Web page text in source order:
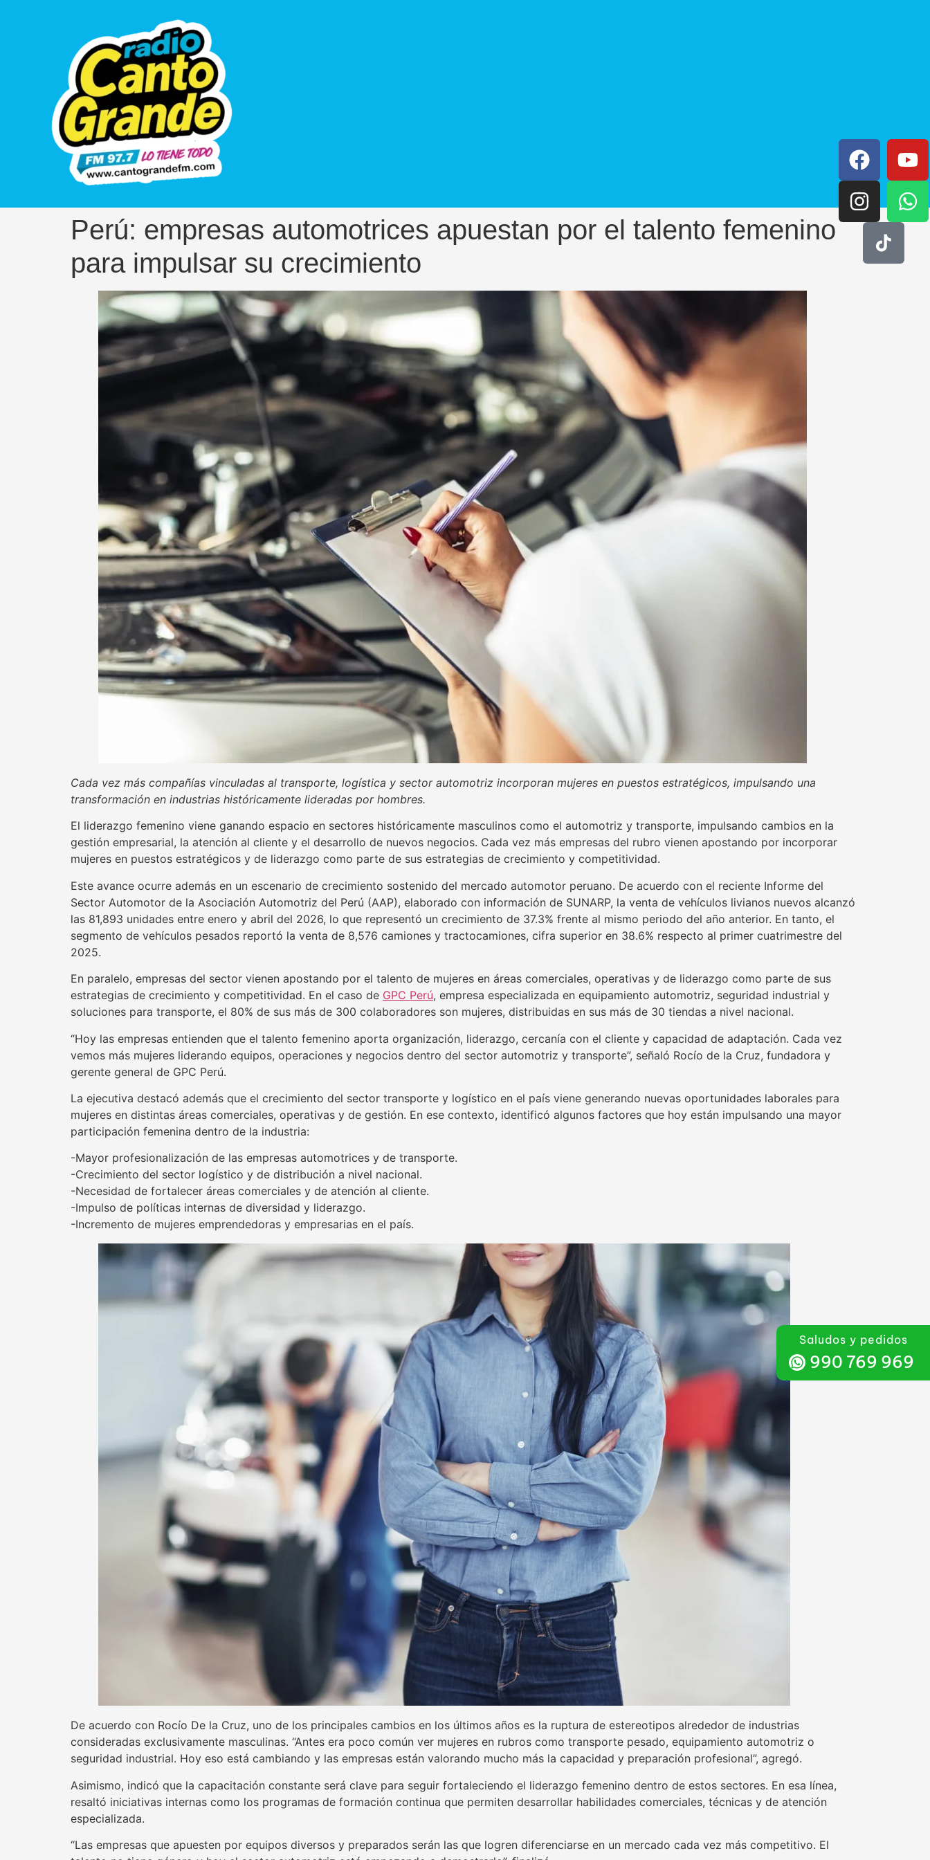
Perú: empresas automotrices apuestan por el talento femenino
para impulsar su crecimiento
Cada vez más compañías vinculadas al transporte, logística y sector automotriz incorporan mujeres en puestos estratégicos, impulsando una
transformación en industrias históricamente lideradas por hombres.
El liderazgo femenino viene ganando espacio en sectores históricamente masculinos como el automotriz y transporte, impulsando cambios en la
gestión empresarial, la atención al cliente y el desarrollo de nuevos negocios. Cada vez más empresas del rubro vienen apostando por incorporar
mujeres en puestos estratégicos y de liderazgo como parte de sus estrategias de crecimiento y competitividad.
Este avance ocurre además en un escenario de crecimiento sostenido del mercado automotor peruano. De acuerdo con el reciente Informe del
Sector Automotor de la Asociación Automotriz del Perú (AAP), elaborado con información de SUNARP, la venta de vehículos livianos nuevos alcanzó
las 81,893 unidades entre enero y abril del 2026, lo que representó un crecimiento de 37.3% frente al mismo periodo del año anterior. En tanto, el
segmento de vehículos pesados reportó la venta de 8,576 camiones y tractocamiones, cifra superior en 38.6% respecto al primer cuatrimestre del
2025.
En paralelo, empresas del sector vienen apostando por el talento de mujeres en áreas comerciales, operativas y de liderazgo como parte de sus
estrategias de crecimiento y competitividad. En el caso de GPC Perú, empresa especializada en equipamiento automotriz, seguridad industrial y
soluciones para transporte, el 80% de sus más de 300 colaboradores son mujeres, distribuidas en sus más de 30 tiendas a nivel nacional.
“Hoy las empresas entienden que el talento femenino aporta organización, liderazgo, cercanía con el cliente y capacidad de adaptación. Cada vez
vemos más mujeres liderando equipos, operaciones y negocios dentro del sector automotriz y transporte”, señaló Rocío de la Cruz, fundadora y
gerente general de GPC Perú.
La ejecutiva destacó además que el crecimiento del sector transporte y logístico en el país viene generando nuevas oportunidades laborales para
mujeres en distintas áreas comerciales, operativas y de gestión. En ese contexto, identificó algunos factores que hoy están impulsando una mayor
participación femenina dentro de la industria:
-Mayor profesionalización de las empresas automotrices y de transporte.
-Crecimiento del sector logístico y de distribución a nivel nacional.
-Necesidad de fortalecer áreas comerciales y de atención al cliente.
-Impulso de políticas internas de diversidad y liderazgo.
-Incremento de mujeres emprendedoras y empresarias en el país.
De acuerdo con Rocío De la Cruz, uno de los principales cambios en los últimos años es la ruptura de estereotipos alrededor de industrias
consideradas exclusivamente masculinas. “Antes era poco común ver mujeres en rubros como transporte pesado, equipamiento automotriz o
seguridad industrial. Hoy eso está cambiando y las empresas están valorando mucho más la capacidad y preparación profesional”, agregó.
Asimismo, indicó que la capacitación constante será clave para seguir fortaleciendo el liderazgo femenino dentro de estos sectores. En esa línea,
resaltó iniciativas internas como los programas de formación continua que permiten desarrollar habilidades comerciales, técnicas y de atención
especializada.
“Las empresas que apuesten por equipos diversos y preparados serán las que logren diferenciarse en un mercado cada vez más competitivo. El
Saludos y pedidos
990 769 969